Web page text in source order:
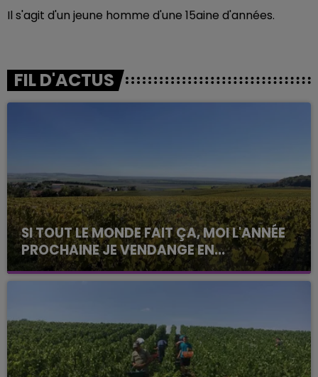
Il s'agit d'un jeune homme d'une 15aine d'années.
FIL D'ACTUS
SI TOUT LE MONDE FAIT ÇA, MOI L'ANNÉE
PROCHAINE JE VENDANGE EN...
La vendange en Champagne a débuté ce jeudi 6
août dans la commune de Montgueux (Aube). Du